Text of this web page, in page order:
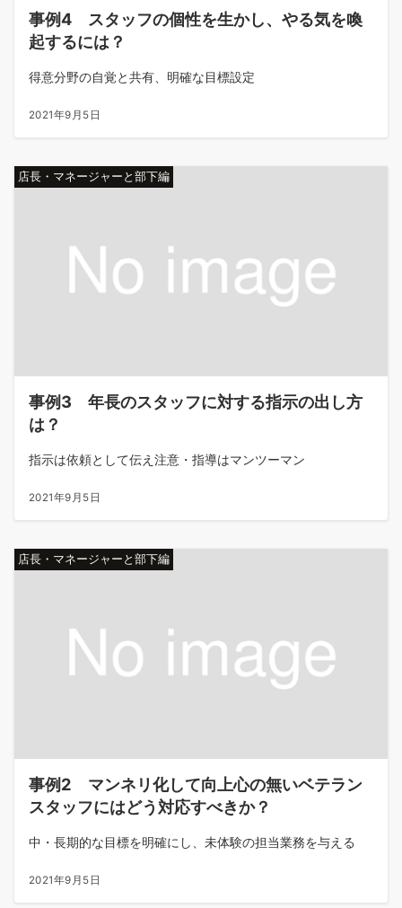
事例4 スタッフの個性を生かし、やる気を喚
起するには？
得意分野の自覚と共有、明確な目標設定
2021年9月5日
店長・マネージャーと部下編
事例3 年長のスタッフに対する指示の出し方
は？
指示は依頼として伝え注意・指導はマンツーマン
2021年9月5日
店長・マネージャーと部下編
事例2 マンネリ化して向上心の無いベテラン
スタッフにはどう対応すべきか？
中・長期的な目標を明確にし、未体験の担当業務を与える
2021年9月5日